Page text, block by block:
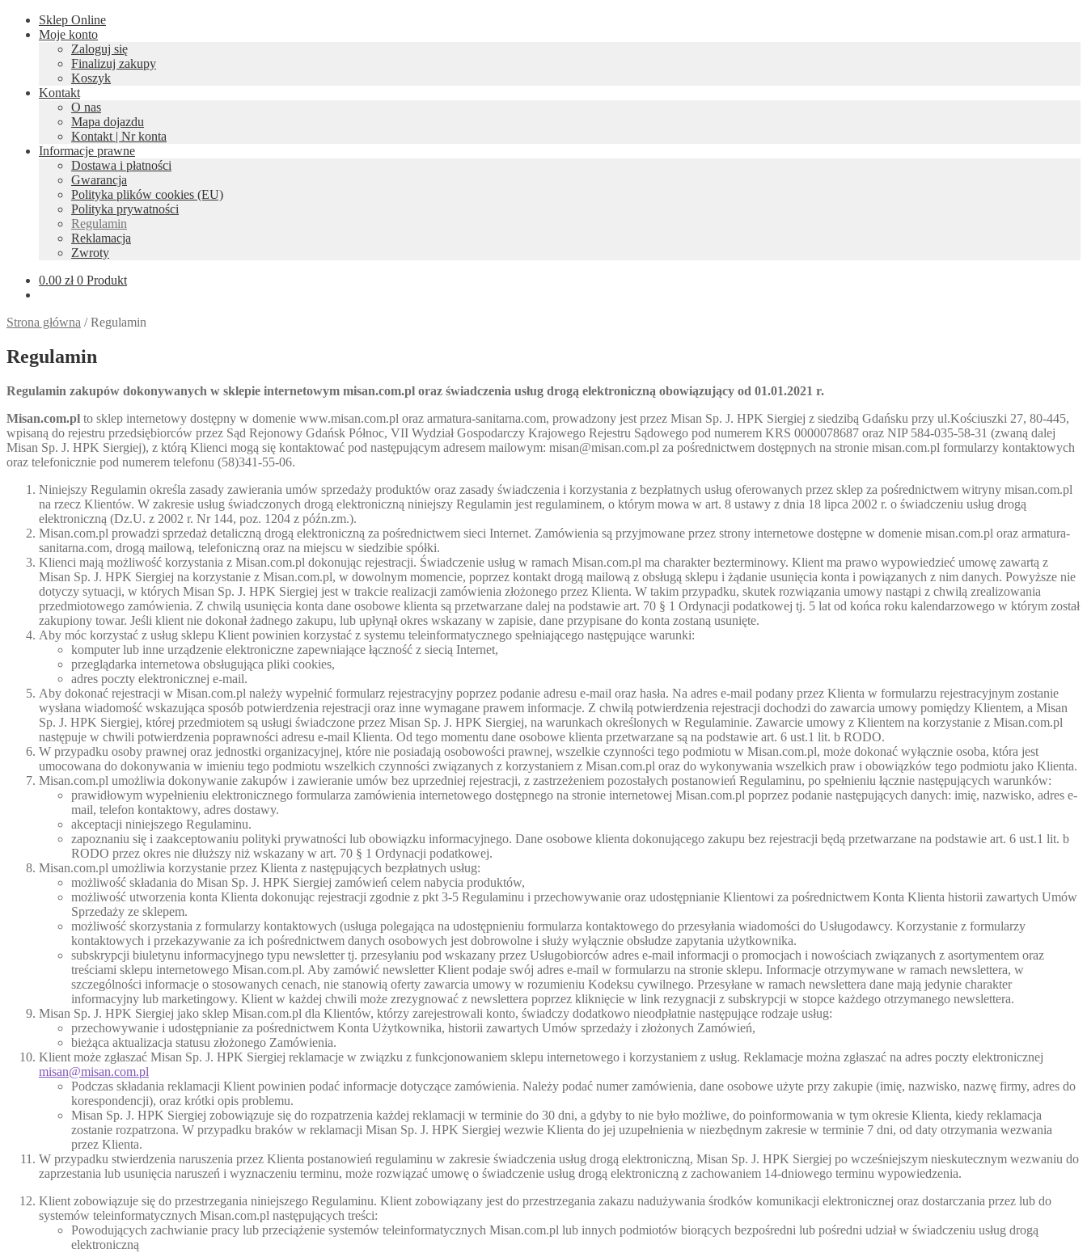
Sklep Online
Moje konto
Zaloguj się
Finalizuj zakupy
Koszyk
Kontakt
O nas
Mapa dojazdu
Kontakt | Nr konta
Informacje prawne
Dostawa i płatności
Gwarancja
Polityka plików cookies (EU)
Polityka prywatności
Regulamin
Reklamacja
Zwroty
0.00 zł 0 Produkt
Strona główna /Regulamin
Regulamin
Regulamin zakupów dokonywanych w sklepie internetowym misan.com.pl oraz świadczenia usług drogą elektroniczną obowiązujący od 01.01.2021 r.
Misan.com.pl to sklep internetowy dostępny w domenie www.misan.com.pl oraz armatura-sanitarna.com, prowadzony jest przez Misan Sp. J. HPK Siergiej z siedzibą Gdańsku przy ul.Kościuszki 27, 80-445,
wpisaną do rejestru przedsiębiorców przez Sąd Rejonowy Gdańsk Północ, VII Wydział Gospodarczy Krajowego Rejestru Sądowego pod numerem KRS 0000078687 oraz NIP 584-035-58-31 (zwaną dalej
Misan Sp. J. HPK Siergiej), z którą Klienci mogą się kontaktować pod następującym adresem mailowym: misan@misan.com.pl za pośrednictwem dostępnych na stronie misan.com.pl formularzy kontaktowych
oraz telefonicznie pod numerem telefonu (58)341-55-06.
Niniejszy Regulamin określa zasady zawierania umów sprzedaży produktów oraz zasady świadczenia i korzystania z bezpłatnych usług oferowanych przez sklep za pośrednictwem witryny misan.com.pl
na rzecz Klientów. W zakresie usług świadczonych drogą elektroniczną niniejszy Regulamin jest regulaminem, o którym mowa w art. 8 ustawy z dnia 18 lipca 2002 r. o świadczeniu usług drogą
elektroniczną (Dz.U. z 2002 r. Nr 144, poz. 1204 z późn.zm.).
Misan.com.pl prowadzi sprzedaż detaliczną drogą elektroniczną za pośrednictwem sieci Internet. Zamówienia są przyjmowane przez strony internetowe dostępne w domenie misan.com.pl oraz armatura-
sanitarna.com, drogą mailową, telefoniczną oraz na miejscu w siedzibie spółki.
Klienci mają możliwość korzystania z Misan.com.pl dokonując rejestracji. Świadczenie usług w ramach Misan.com.pl ma charakter bezterminowy. Klient ma prawo wypowiedzieć umowę zawartą z
Misan Sp. J. HPK Siergiej na korzystanie z Misan.com.pl, w dowolnym momencie, poprzez kontakt drogą mailową z obsługą sklepu i żądanie usunięcia konta i powiązanych z nim danych. Powyższe nie
dotyczy sytuacji, w których Misan Sp. J. HPK Siergiej jest w trakcie realizacji zamówienia złożonego przez Klienta. W takim przypadku, skutek rozwiązania umowy nastąpi z chwilą zrealizowania
przedmiotowego zamówienia. Z chwilą usunięcia konta dane osobowe klienta są przetwarzane dalej na podstawie art. 70 § 1 Ordynacji podatkowej tj. 5 lat od końca roku kalendarzowego w którym został
zakupiony towar. Jeśli klient nie dokonał żadnego zakupu, lub upłynął okres wskazany w zapisie, dane przypisane do konta zostaną usunięte.
Aby móc korzystać z usług sklepu Klient powinien korzystać z systemu teleinformatycznego spełniającego następujące warunki:
komputer lub inne urządzenie elektroniczne zapewniające łączność z siecią Internet,
przeglądarka internetowa obsługująca pliki cookies,
adres poczty elektronicznej e-mail.
Aby dokonać rejestracji w Misan.com.pl należy wypełnić formularz rejestracyjny poprzez podanie adresu e-mail oraz hasła. Na adres e-mail podany przez Klienta w formularzu rejestracyjnym zostanie
wysłana wiadomość wskazująca sposób potwierdzenia rejestracji oraz inne wymagane prawem informacje. Z chwilą potwierdzenia rejestracji dochodzi do zawarcia umowy pomiędzy Klientem, a Misan
Sp. J. HPK Siergiej, której przedmiotem są usługi świadczone przez Misan Sp. J. HPK Siergiej, na warunkach określonych w Regulaminie. Zawarcie umowy z Klientem na korzystanie z Misan.com.pl
następuje w chwili potwierdzenia poprawności adresu e-mail Klienta. Od tego momentu dane osobowe klienta przetwarzane są na podstawie art. 6 ust.1 lit. b RODO.
W przypadku osoby prawnej oraz jednostki organizacyjnej, które nie posiadają osobowości prawnej, wszelkie czynności tego podmiotu w Misan.com.pl, może dokonać wyłącznie osoba, która jest
umocowana do dokonywania w imieniu tego podmiotu wszelkich czynności związanych z korzystaniem z Misan.com.pl oraz do wykonywania wszelkich praw i obowiązków tego podmiotu jako Klienta.
Misan.com.pl umożliwia dokonywanie zakupów i zawieranie umów bez uprzedniej rejestracji, z zastrzeżeniem pozostałych postanowień Regulaminu, po spełnieniu łącznie następujących warunków:
prawidłowym wypełnieniu elektronicznego formularza zamówienia internetowego dostępnego na stronie internetowej Misan.com.pl poprzez podanie następujących danych: imię, nazwisko, adres e-
mail, telefon kontaktowy, adres dostawy.
akceptacji niniejszego Regulaminu.
zapoznaniu się i zaakceptowaniu polityki prywatności lub obowiązku informacyjnego. Dane osobowe klienta dokonującego zakupu bez rejestracji będą przetwarzane na podstawie art. 6 ust.1 lit. b
RODO przez okres nie dłuższy niż wskazany w art. 70 § 1 Ordynacji podatkowej.
Misan.com.pl umożliwia korzystanie przez Klienta z następujących bezpłatnych usług:
możliwość składania do Misan Sp. J. HPK Siergiej zamówień celem nabycia produktów,
możliwość utworzenia konta Klienta dokonując rejestracji zgodnie z pkt 3-5 Regulaminu i przechowywanie oraz udostępnianie Klientowi za pośrednictwem Konta Klienta historii zawartych Umów
Sprzedaży ze sklepem.
możliwość skorzystania z formularzy kontaktowych (usługa polegająca na udostępnieniu formularza kontaktowego do przesyłania wiadomości do Usługodawcy. Korzystanie z formularzy
kontaktowych i przekazywanie za ich pośrednictwem danych osobowych jest dobrowolne i służy wyłącznie obsłudze zapytania użytkownika.
subskrypcji biuletynu informacyjnego typu newsletter tj. przesyłaniu pod wskazany przez Usługobiorców adres e-mail informacji o promocjach i nowościach związanych z asortymentem oraz
treściami sklepu internetowego Misan.com.pl. Aby zamówić newsletter Klient podaje swój adres e-mail w formularzu na stronie sklepu. Informacje otrzymywane w ramach newslettera, w
szczególności informacje o stosowanych cenach, nie stanowią oferty zawarcia umowy w rozumieniu Kodeksu cywilnego. Przesyłane w ramach newslettera dane mają jedynie charakter
informacyjny lub marketingowy. Klient w każdej chwili może zrezygnować z newslettera poprzez kliknięcie w link rezygnacji z subskrypcji w stopce każdego otrzymanego newslettera.
Misan Sp. J. HPK Siergiej jako sklep Misan.com.pl dla Klientów, którzy zarejestrowali konto, świadczy dodatkowo nieodpłatnie następujące rodzaje usług:
przechowywanie i udostępnianie za pośrednictwem Konta Użytkownika, historii zawartych Umów sprzedaży i złożonych Zamówień,
bieżąca aktualizacja statusu złożonego Zamówienia.
Klient może zgłaszać Misan Sp. J. HPK Siergiej reklamacje w związku z funkcjonowaniem sklepu internetowego i korzystaniem z usług. Reklamacje można zgłaszać na adres poczty elektronicznej
misan@misan.com.pl
Podczas składania reklamacji Klient powinien podać informacje dotyczące zamówienia. Należy podać numer zamówienia, dane osobowe użyte przy zakupie (imię, nazwisko, nazwę firmy, adres do
korespondencji), oraz krótki opis problemu.
Misan Sp. J. HPK Siergiej zobowiązuje się do rozpatrzenia każdej reklamacji w terminie do 30 dni, a gdyby to nie było możliwe, do poinformowania w tym okresie Klienta, kiedy reklamacja
zostanie rozpatrzona. W przypadku braków w reklamacji Misan Sp. J. HPK Siergiej wezwie Klienta do jej uzupełnienia w niezbędnym zakresie w terminie 7 dni, od daty otrzymania wezwania
przez Klienta.
W przypadku stwierdzenia naruszenia przez Klienta postanowień regulaminu w zakresie świadczenia usług drogą elektroniczną, Misan Sp. J. HPK Siergiej po wcześniejszym nieskutecznym wezwaniu do
zaprzestania lub usunięcia naruszeń i wyznaczeniu terminu, może rozwiązać umowę o świadczenie usług drogą elektroniczną z zachowaniem 14-dniowego terminu wypowiedzenia.
Klient zobowiązuje się do przestrzegania niniejszego Regulaminu. Klient zobowiązany jest do przestrzegania zakazu nadużywania środków komunikacji elektronicznej oraz dostarczania przez lub do
systemów teleinformatycznych Misan.com.pl następujących treści:
Powodujących zachwianie pracy lub przeciążenie systemów teleinformatycznych Misan.com.pl lub innych podmiotów biorących bezpośredni lub pośredni udział w świadczeniu usług drogą
elektroniczną